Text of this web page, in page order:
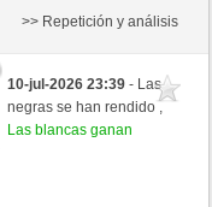
>> Repetición y análisis
10-jul-2026 23:39- Las
negras se han rendido ,
Las blancas ganan